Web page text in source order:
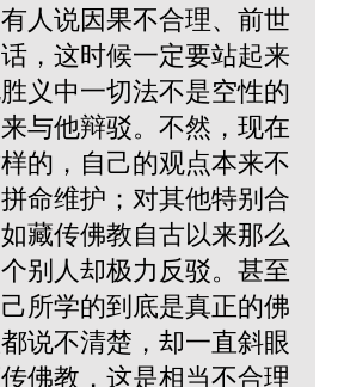
人说因果不合理、前世
，这时候一定要站起来
义中一切法不是空性的
与他辩驳。不然，现在
的，自己的观点本来不
命维护；对其他特别合
藏传佛教自古以来那么
别人却极力反驳。甚至
所学的到底是真正的佛
说不清楚，却一直斜眼
佛教，这是相当不合理